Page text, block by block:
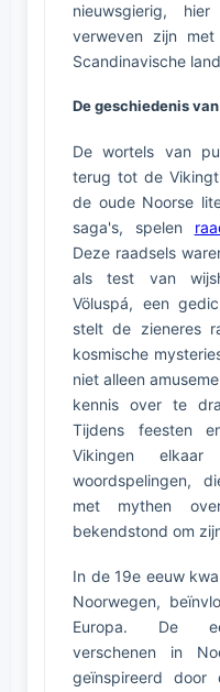
nieuwsgierig,
verweven zijn
Scandinavische
De geschiedenis
De wortels van
terug tot de
de oude Noorse
saga's, spelen
Deze raadsels
als test van
Völuspá, een
stelt de zieneres
kosmische
niet alleen
kennis over te
Tijdens feesten
Vikingen
woordspelingen,
met mythen
bekendstond om
In de 19e eeuw
Noorwegen,
Europa. De
verschenen in
geïnspireerd door